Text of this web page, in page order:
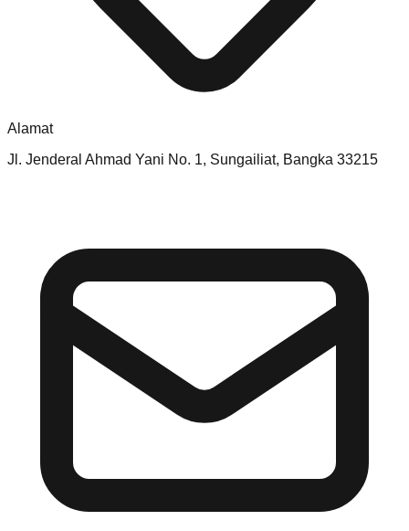
Alamat
Jl. Jenderal Ahmad Yani No. 1, Sungailiat, Bangka 33215